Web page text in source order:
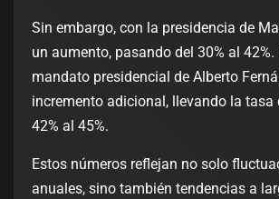
Sin embargo, con la presidencia de
un aumento, pasando del 30% al
mandato presidencial de Alberto
incremento adicional, llevando la tasa
42% al 45%.
Estos números reflejan no solo
anuales, sino también tendencias a